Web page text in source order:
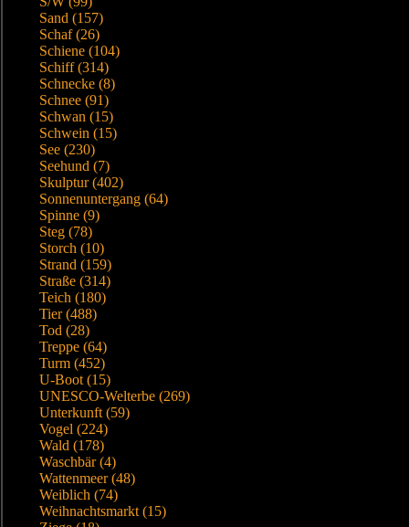
Sand (157)
Schaf (26)
Schiene (104)
Schiff (314)
Schnecke (8)
Schnee (91)
Schwan (15)
Schwein (15)
See (230)
Seehund (7)
Skulptur (402)
Sonnenuntergang (64)
Spinne (9)
Steg (78)
Storch (10)
Strand (159)
Straße (314)
Teich (180)
Tier (488)
Tod (28)
Treppe (64)
Turm (452)
U-Boot (15)
UNESCO-Welterbe (269)
Unterkunft (59)
Vogel (224)
Wald (178)
Waschbär (4)
Wattenmeer (48)
Weiblich (74)
Weihnachtsmarkt (15)